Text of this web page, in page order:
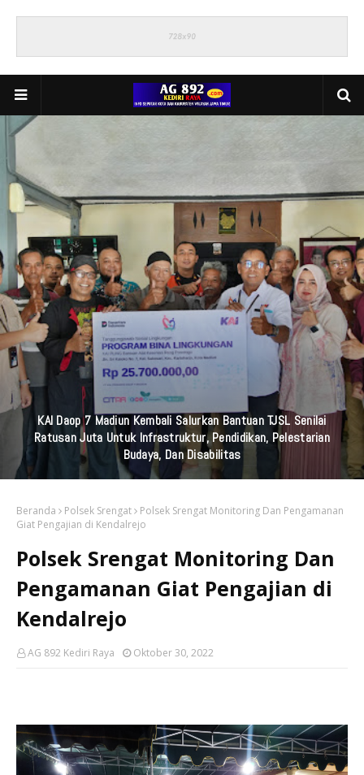
KAI Daop 7 Madiun Kembali Salurkan Bantuan TJSL Senilai
Ratusan Juta Untuk Infrastruktur, Pendidikan, Pelestarian
Budaya, Dan Disabilitas
Beranda Polsek Srengat
Polsek Srengat Monitoring Dan Pengamanan
Giat Pengajian di Kendalrejo
Polsek Srengat Monitoring Dan
Pengamanan Giat Pengajian di
Kendalrejo
AG 892 Kediri Raya Oktober 30, 2022